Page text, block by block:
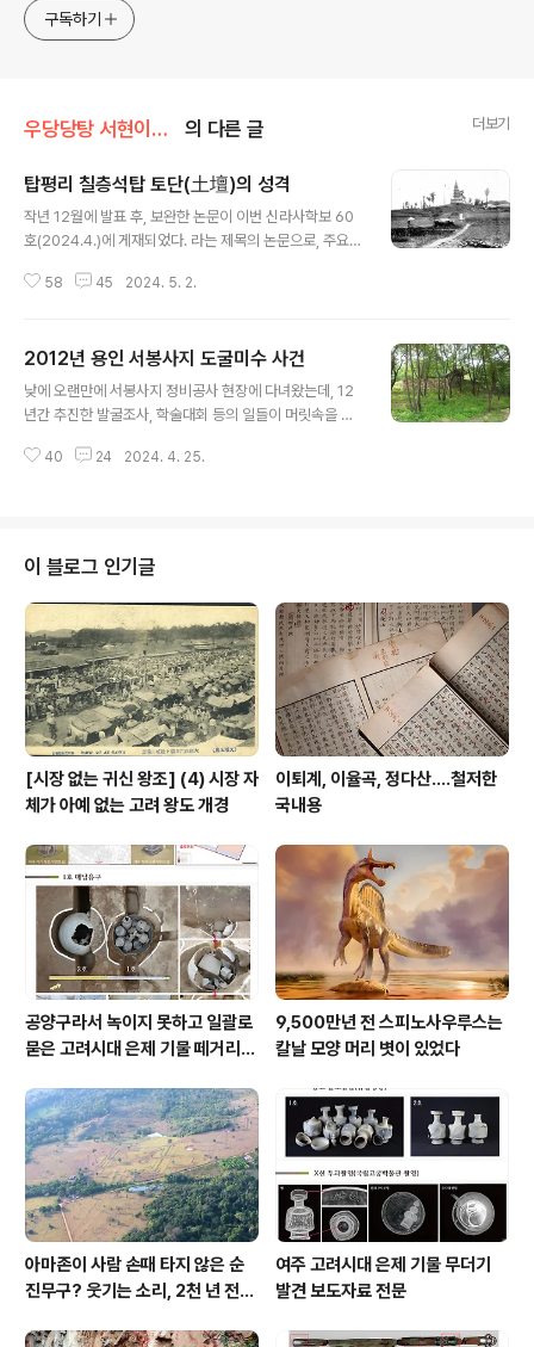
approach will be to resist any common sense or
generalized viewpoint
구독하기
우당당탕 서현이의 문화유산 답사기 의 다른 글 더보기
탑평리 칠층석탑 토단(土壇)의 성격
작년 12월에 발표 후, 보완한 논문이 이번 신라사학보 60
호(2024.4.)에 게재되었다. 라는 제목의 논문으로, 주요
되던 석탑의 양식 특징을 재검토하고 건립시기를 추론해
다. 예전 사진자료들을 찾고 찾으며, 여러 자료를 검토한 결
과, 내가 내린 결론은 이 토단은 '자연구릉지이자 제방시
설'이었다는 것이다. 그렇게 추론하는데 가장 결정적인 단
재와 같이 단독 토단이 아니라 길게 구릉이 연결된 모습을
58 45 2024. 5. 2.
2012년 용인 서봉사지 도굴미수 사건
낮에 오랜만에 서봉사지 정비공사 현장에 다녀왔는데, 12
년간 추진한 발굴조사, 학술대회 등의 일들이 머릿속을 스
봉사지 도굴미수 사건'이다. 2012년, 3년차 초짜 학예연
에 대해 인지되어 왔으나 종합정비계획이 세워져 있지 않
았으므로, 당시에 종합정비계획 수립 용역을 추진 중이었
다. 2012년 5월 18일 오후 4시 무렵, 서봉사지 종합정비
계획 중간보고회에 앞서 사전 점검차 서봉사지에 출장갔다
가,전에 보지 못한 장면을 보고 깜짝 놀랐다. 현오국사탑비
로부터 북쪽으로 약 40m 떨어..
40 24 2024. 4. 25.
이 블로그 인기글
[시장 없는 귀신 왕조] (4) 시장 자
체가 아예 없는 고려 왕도 개경
이퇴계, 이율곡, 정다산....철저한
국내용
공양구라서 녹이지 못하고 일괄로
묻은 고려시대 은제 기물 떼거리로
9,500만년 전 스피노사우루스는
칼날 모양 머리 볏이 있었다
아마존이 사람 손때 타지 않은 순
진무구? 웃기는 소리, 2천 년 전에
여주 고려시대 은제 기물 무더기
발견 보도자료 전문